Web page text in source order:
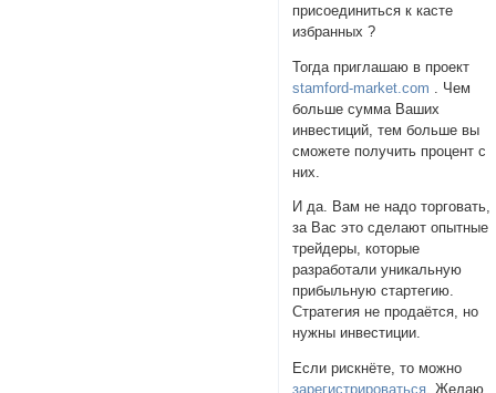
присоединиться к касте
избранных ?
Тогда приглашаю в проект
stamford-market.com . Чем
больше сумма Ваших
инвестиций, тем больше вы
сможете получить процент с
них.
И да. Вам не надо торговать,
за Вас это сделают опытные
трейдеры, которые
разработали уникальную
прибыльную стартегию.
Стратегия не продаётся, но
нужны инвестиции.
Если рискнёте, то можно
зарегистрироваться. Желаю